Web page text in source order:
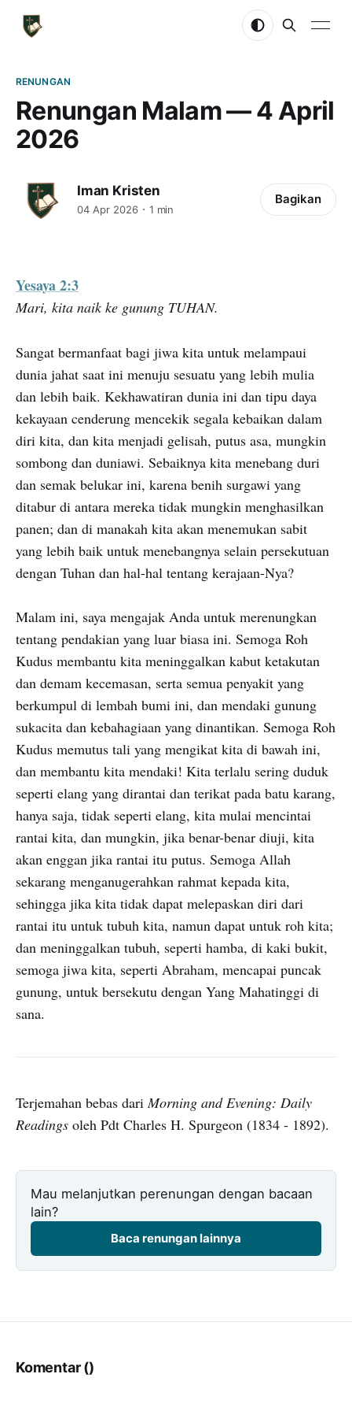
RENUNGAN
Renungan Malam — 4 April
2026
Iman Kristen
04 Apr 2026 1 min
Bagikan
Yesaya 2:3
Mari, kita naik ke gunung TUHAN.
Sangat bermanfaat bagi jiwa kita untuk melampaui
dunia jahat saat ini menuju sesuatu yang lebih mulia
dan lebih baik. Kekhawatiran dunia ini dan tipu daya
kekayaan cenderung mencekik segala kebaikan dalam
diri kita, dan kita menjadi gelisah, putus asa, mungkin
sombong dan duniawi. Sebaiknya kita menebang duri
dan semak belukar ini, karena benih surgawi yang
ditabur di antara mereka tidak mungkin menghasilkan
panen; dan di manakah kita akan menemukan sabit
yang lebih baik untuk menebangnya selain persekutuan
dengan Tuhan dan hal-hal tentang kerajaan-Nya?
Malam ini, saya mengajak Anda untuk merenungkan
tentang pendakian yang luar biasa ini. Semoga Roh
Kudus membantu kita meninggalkan kabut ketakutan
dan demam kecemasan, serta semua penyakit yang
berkumpul di lembah bumi ini, dan mendaki gunung
sukacita dan kebahagiaan yang dinantikan. Semoga Roh
Kudus memutus tali yang mengikat kita di bawah ini,
dan membantu kita mendaki! Kita terlalu sering duduk
seperti elang yang dirantai dan terikat pada batu karang,
hanya saja, tidak seperti elang, kita mulai mencintai
rantai kita, dan mungkin, jika benar-benar diuji, kita
akan enggan jika rantai itu putus. Semoga Allah
sekarang menganugerahkan rahmat kepada kita,
sehingga jika kita tidak dapat melepaskan diri dari
rantai itu untuk tubuh kita, namun dapat untuk roh kita;
dan meninggalkan tubuh, seperti hamba, di kaki bukit,
semoga jiwa kita, seperti Abraham, mencapai puncak
gunung, untuk bersekutu dengan Yang Mahatinggi di
sana.
Terjemahan bebas dariMorning and Evening: Daily
Readings oleh Pdt Charles H. Spurgeon (1834 - 1892).
Mau melanjutkan perenungan dengan bacaan
lain?
Baca renungan lainnya
Komentar ()